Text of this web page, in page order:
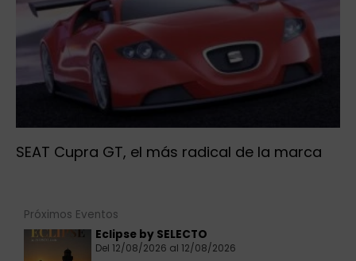
SEAT Cupra GT, el más radical de la marca
Próximos Eventos
Eclipse by SELECTO
Del 12/08/2026 al 12/08/2026